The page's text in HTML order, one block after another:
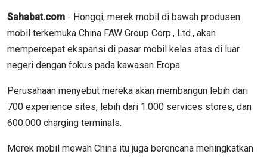
Sahabat.com - Hongqi, merek mobil di bawah produsen
mobil terkemuka China FAW Group Corp., Ltd., akan
mempercepat ekspansi di pasar mobil kelas atas di luar
negeri dengan fokus pada kawasan Eropa.
Perusahaan menyebut mereka akan membangun lebih dari
700 experience sites, lebih dari 1.000 services stores, dan
600.000 charging terminals.
Merek mobil mewah China itu juga berencana meningkatkan